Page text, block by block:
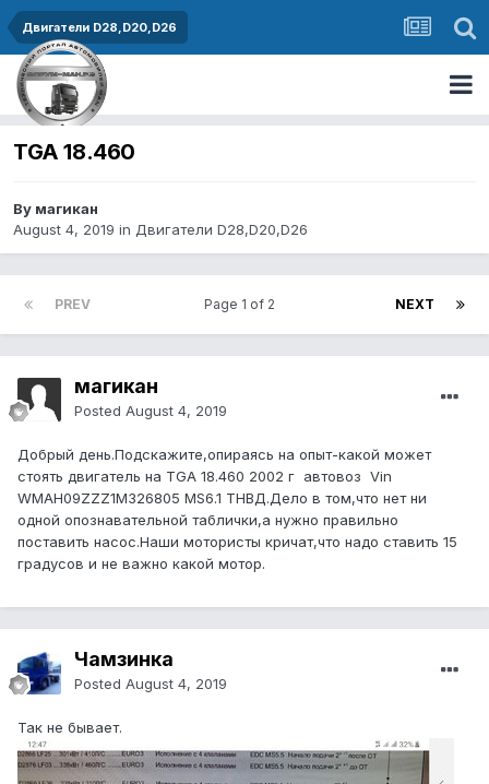
Двигатели D28,D20,D26
TGA 18.460
By магикан
August 4, 2019 in Двигатели D28,D20,D26
PREV NEXT
Page 1 of 2
магикан
Posted August 4, 2019
Добрый день.Подскажите,опираясь на опыт-какой может
стоять двигатель на TGA 18.460 2002 г автовоз Vin
WMAH09ZZZ1M326805 MS6.1 ТНВД.Дело в том,что нет ни
одной опознавательной таблички,а нужно правильно
поставить насос.Наши мотористы кричат,что надо ставить 15
градусов и не важно какой мотор.
Чамзинка
Posted August 4, 2019
Так не бывает.